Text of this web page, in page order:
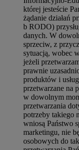
której jesteście
żądanie działań
b RODO)
danych. W
sprzeciw, z
sytuacją, wobec
jeżeli
prawnie
produktów i
przetwarzane na
w dowolnym
przetwarzania
potrzeby takiego
wniosą Państwo
marketingu, nie
osobowych do